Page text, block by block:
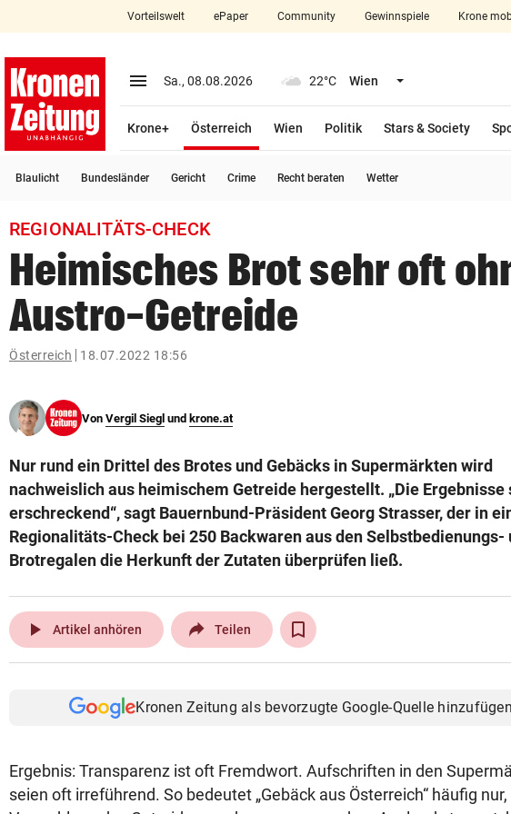
closeSchließen
account_circle Anmelden
arrow_right
bookmark
Suchbegriff
eingeben
© Krone Multimedia GmbH & Co KG 2026
Vorteilswelt ePaper Community Gewinnspiele Krone
menu Menü aufklappen
Sa., 08.08.2026 22°C Wien Menü aufklappen
Krone+ Österreich
Wien
Politik Stars & Society
Blaulicht Bundesländer Gericht Crime Recht beraten Wetter
REGIONALITÄTS-CHECK
Heimisches Brot sehr oft
Austro-Getreide
Österreich 18.07.2022 18:56
Von Vergil Siegl und krone.at
Nur rund ein Drittel des Brotes und Gebäcks in Supermärkten wird
nachweislich aus heimischem Getreide hergestellt. „Die Ergebnisse
erschreckend“, sagt Bauernbund-Präsident Georg Strasser, der in
Regionalitäts-Check bei 250 Backwaren aus den Selbstbedienungs-
Brotregalen die Herkunft der Zutaten überprüfen ließ.
play_arrow Artikel anhören Teilen
Kronen Zeitung als bevorzugte Google-Quelle hinzufügen
Ergebnis: Transparenz ist oft Fremdwort. Aufschriften in den
seien oft irreführend. So bedeutet „Gebäck aus Österreich“ häufig